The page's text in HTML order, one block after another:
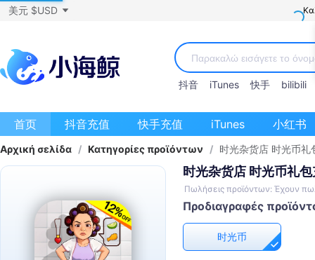
美元 $USD
抖音 iTunes 快手 bilibili
首页 抖音充值 快手充值 iTunes 小红书
Αρχική σελίδα / Κατηγορίες προϊόντων / 时光杂货店 时光币礼
时光杂货店 时光币礼
Πωλήσεις προϊόντων: Έχουν
Προδιαγραφές
时光币